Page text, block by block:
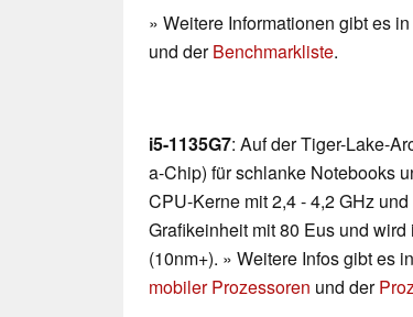
» Weitere Informationen gibt es
und derBenchmarkliste.
i5-1135G7: Auf der Tiger-Lake-
a-Chip) für schlanke Notebooks
CPU-Kerne mit 2,4 - 4,2 GHz
Grafikeinheit mit 80 Eus und
(10nm+). » Weitere Infos gibt es
mobiler Prozessoren und der